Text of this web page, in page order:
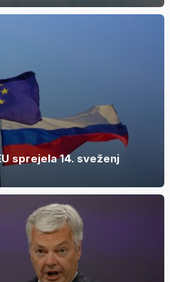
sprejela 14. sveženj